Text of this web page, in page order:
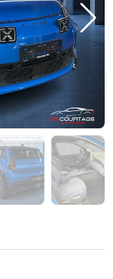
Next